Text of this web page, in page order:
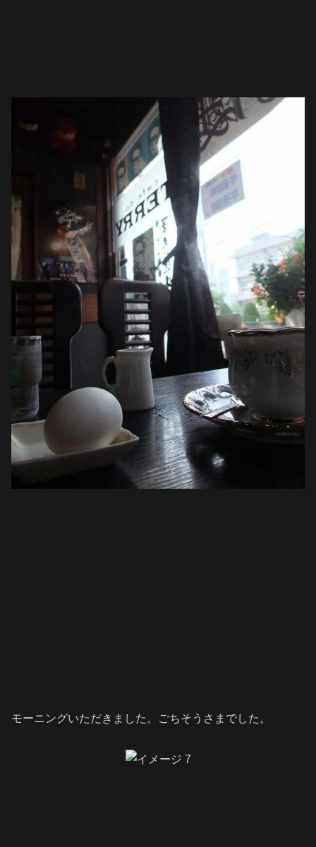
モーニングいただきました。ごちそうさまでした。